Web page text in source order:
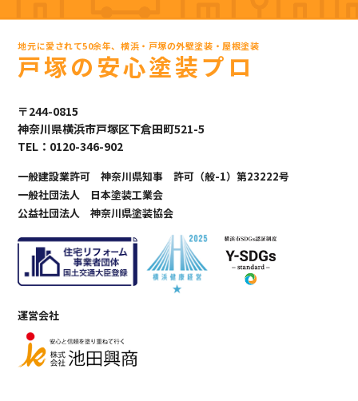
地元に愛されて50余年、横浜・戸塚の外壁塗装・屋根塗装
戸塚の安心塗装プロ
〒244-0815
神奈川県横浜市戸塚区下倉田町521-5
TEL：0120-346-902
一般建設業許可 神奈川県知事 許可（般-1）第23222号
一般社団法人 日本塗装工業会
公益社団法人 神奈川県塗装協会
運営会社